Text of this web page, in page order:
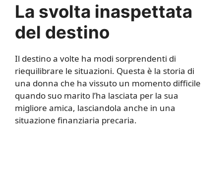
La svolta inaspettata
del destino
Il destino a volte ha modi sorprendenti di
riequilibrare le situazioni. Questa è la storia di
una donna che ha vissuto un momento difficile
quando suo marito l’ha lasciata per la sua
migliore amica, lasciandola anche in una
situazione finanziaria precaria.